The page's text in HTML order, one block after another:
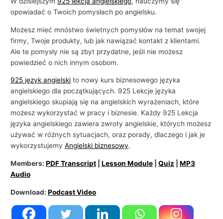
opowiadać o Twoich pomysłach po angielsku.
Możesz mieć mnóstwo świetnych pomysłów na temat swojej
firmy, Twoje produkty, lub jak nawiązać kontakt z klientami.
Ale te pomysły nie są zbyt przydatne, jeśli nie możesz
powiedzieć o nich innym osobom.
925 język angielski to nowy kurs biznesowego języka
angielskiego dla początkujących. 925 Lekcje języka
angielskiego skupiają się na angielskich wyrażeniach, które
możesz wykorzystać w pracy i biznesie. Każdy 925 Lekcja
języka angielskiego zawiera zwroty angielskie, których możesz
używać w różnych sytuacjach, oraz porady, dlaczego i jak je
wykorzystujemyAngielski biznesowy.
Members:PDF Transcript |Lesson Module |Quiz |MP3
Audio
Download:Podcast Video
w
z
n
e
s
i
e